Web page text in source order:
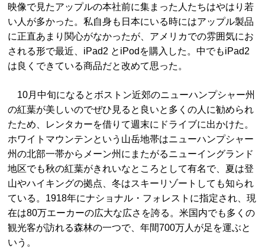
映像で見たアップルの本社前に集まった人たちはやはり若
い人が多かった。私自身も日本にいる時にはアップル製品
に正直あまり関心がなかったが、アメリカでの雰囲気にお
される形で最近、iPad2 とiPodを購入した。中でもiPad2
は良くできている商品だと改めて思った。
10月中旬になるとボストン近郊のニューハンプシャー州
の紅葉が美しいのでぜひ見ると良いと多くの人に勧められ
たため、レンタカーを借りて週末にドライブに出かけた。
ホワイトマウンテンという山岳地帯はニューハンプシャー
州の北部一帯からメーン州にまたがるニューイングランド
地区でも秋の紅葉がきれいなところとして有名で、夏は登
山やハイキングの拠点、冬はスキーリゾートしても知られ
ている。1918年にナショナル・フォレストに指定され、現
在は80万エーカーの広大な広さを誇る。米国内でも多くの
観光客が訪れる森林の一つで、年間700万人が足を運ぶと
いう。